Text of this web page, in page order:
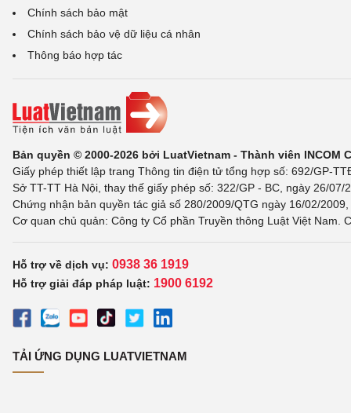
Chính sách bảo mật
Chính sách bảo vệ dữ liệu cá nhân
Thông báo hợp tác
Bản quyền © 2000-2026 bởi LuatVietnam - Thành viên INCOM
Giấy phép thiết lập trang Thông tin điện tử tổng hợp số: 692/GP-
Sở TT-TT Hà Nội, thay thế giấy phép số: 322/GP - BC, ngày 26/
Chứng nhận bản quyền tác giả số 280/2009/QTG ngày 16/02/
Cơ quan chủ quản: Công ty Cổ phần Truyền thông Luật Việt Nam.
Hỗ trợ về dịch vụ: 0938 36 1919
Hỗ trợ giải đáp pháp luật: 1900 6192
TẢI ỨNG DỤNG LUATVIETNAM